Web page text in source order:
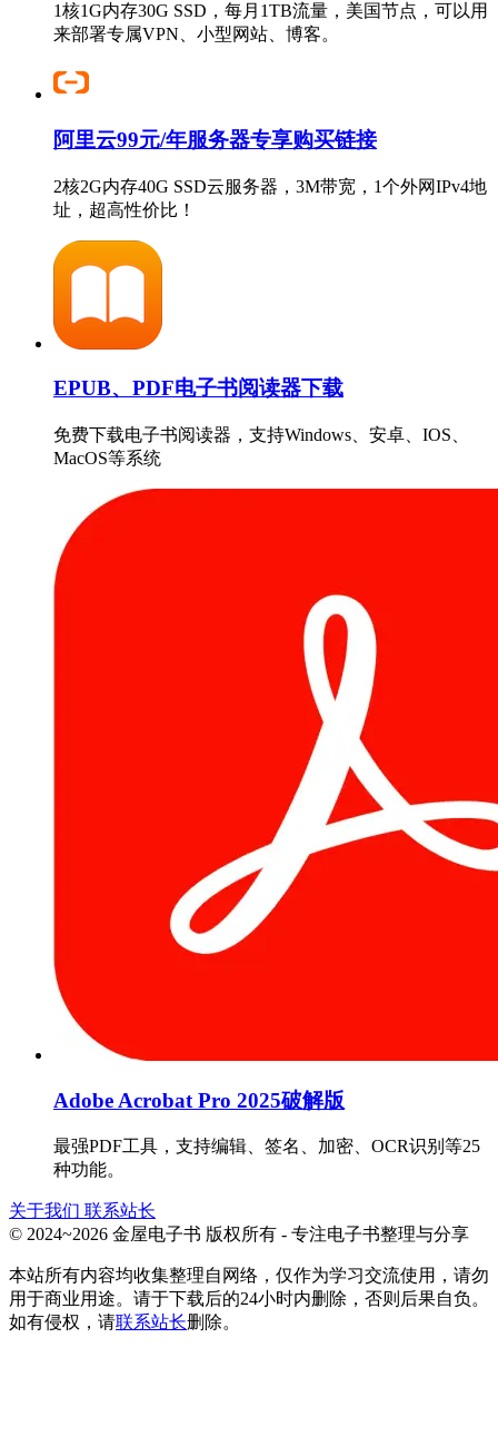
1核1G内存30G SSD，每月1TB流量，美国节点，可以用
来部署专属VPN、小型网站、博客。
阿里云99元/年服务器专享购买链接
2核2G内存40G SSD云服务器，3M带宽，1个外网IPv4地
址，超高性价比！
EPUB、PDF电子书阅读器下载
免费下载电子书阅读器，支持Windows、安卓、IOS、
MacOS等系统
Adobe Acrobat Pro 2025破解版
最强PDF工具，支持编辑、签名、加密、OCR识别等25
种功能。
关于我们 联系站长
© 2024~2026 金屋电子书 版权所有 - 专注电子书整理与分享
本站所有内容均收集整理自网络，仅作为学习交流使用，请勿
用于商业用途。请于下载后的24小时内删除，否则后果自负。
如有侵权，请联系站长删除。